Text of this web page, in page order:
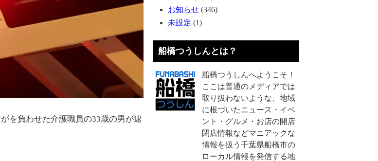
を負わせた介護職員の33歳の男が逮
お知らせ (346)
未設定 (1)
船橋つうしんとは？
船橋つうしんへようこそ！
ここは普通のメディアでは
取り扱わないような、地域
に根づいたニュース・イベ
ント・グルメ・お店の開店
閉店情報などマニアックな
情報を扱う千葉県船橋市の
ローカル情報を発信する地